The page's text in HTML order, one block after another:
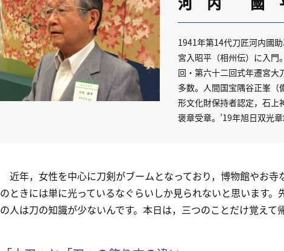
1941年第14代刀匠河内國
宮入昭平（相州伝）に入門
回・第六十二回式年遷宮大
多数。人間国宝隅谷正峯（
形文化財保持者認定，石上
褒章受章。’19年旭日双光章
近年，女性を中心に刀剣がブームとなっており，博物館やお
のときには単に光っているなぐらいしか見られないと思います
の人は刀の知識が少ないんです。本日は，三つのことだけ覚えて